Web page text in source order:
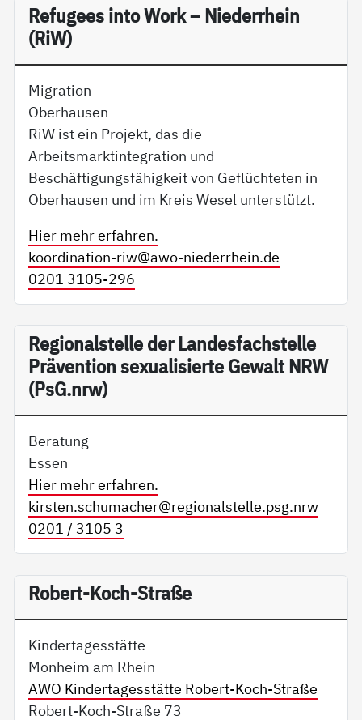
Re­fu­gees in­to Work – Nie­der­r­hein
(RiW)
Migration
Oberhausen
RiW ist ein Projekt, das die
Arbeitsmarktintegration und
Beschäftigungsfähigkeit von Geflüchteten in
Oberhausen und im Kreis Wesel unterstützt.
Hier mehr erfahren.
koordination-riw@awo-niederrhein.de
0201 3105-296
Re­gio­nal­s­tel­le der Lan­des­fach­s­tel­le
Präv­en­ti­on se­xua­li­sier­te Ge­walt NRW
(PsG.nrw)
Beratung
Essen
Hier mehr erfahren.
kirsten.schumacher@regionalstelle.psg.nrw
0201 / 3105 3
Robert-Koch-Straße
Kindertagesstätte
Monheim am Rhein
AWO Kindertagesstätte Robert-Koch-Straße
Robert-Koch-Straße 73